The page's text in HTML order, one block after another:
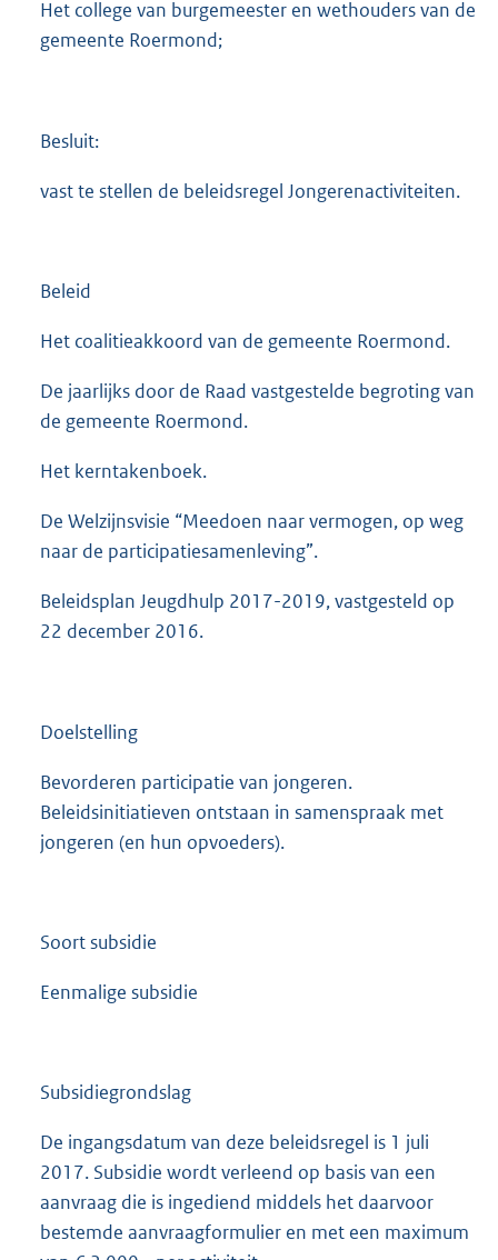
t
Het college van burgemeester en wethouders van de
gemeente Roermond;
Besluit:
vast te stellen de beleidsregel Jongerenactiviteiten.
Beleid
Het coalitieakkoord van de gemeente Roermond.
De jaarlijks door de Raad vastgestelde begroting van
de gemeente Roermond.
Het kerntakenboek.
De Welzijnsvisie “Meedoen naar vermogen, op weg
naar de participatiesamenleving”.
Beleidsplan Jeugdhulp 2017-2019, vastgesteld op
22 december 2016.
Doelstelling
Bevorderen participatie van jongeren.
Beleidsinitiatieven ontstaan in samenspraak met
jongeren (en hun opvoeders).
Soort subsidie
Eenmalige subsidie
Subsidiegrondslag
De ingangsdatum van deze beleidsregel is 1 juli
2017. Subsidie wordt verleend op basis van een
aanvraag die is ingediend middels het daarvoor
bestemde aanvraagformulier en met een maximum